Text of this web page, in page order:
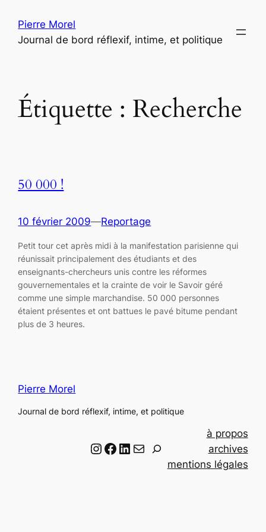
contenu
Pierre Morel
Journal de bord réflexif, intime, et politique
Étiquette :Recherche
50 000 !
10 février 2009—Reportage
Petit tour cet après midi à la manifestation parisienne qui
réunissait principalement des étudiants et des
enseignants-chercheurs unis contre les réformes
gouvernementales et la crainte de voir le Savoir géré
comme une simple marchandise. 50 000 personnes
étaient présentes et ont battues le pavé bitume pendant
plus de 3 heures.
Pierre Morel
Journal de bord réflexif, intime, et politique
Instagram Facebook LinkedIn Email
à propos
archives
mentions légales